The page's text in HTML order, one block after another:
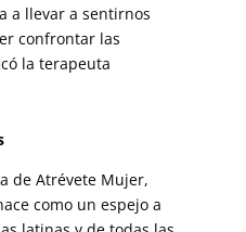
a llevar a sentirnos
confrontar las
la terapeuta
de Atrévete Mujer,
como un espejo a